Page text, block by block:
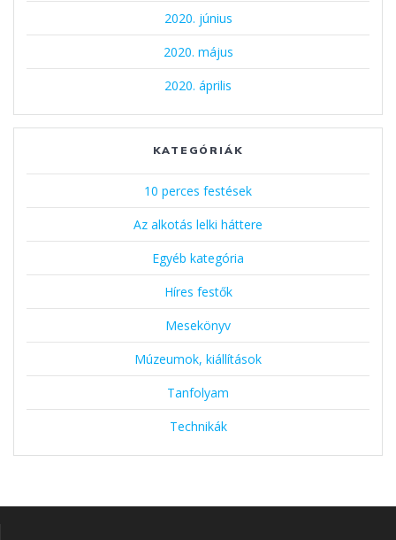
2020. június
2020. május
2020. április
KATEGÓRIÁK
10 perces festések
Az alkotás lelki háttere
Egyéb kategória
Híres festők
Mesekönyv
Múzeumok, kiállítások
Tanfolyam
Technikák